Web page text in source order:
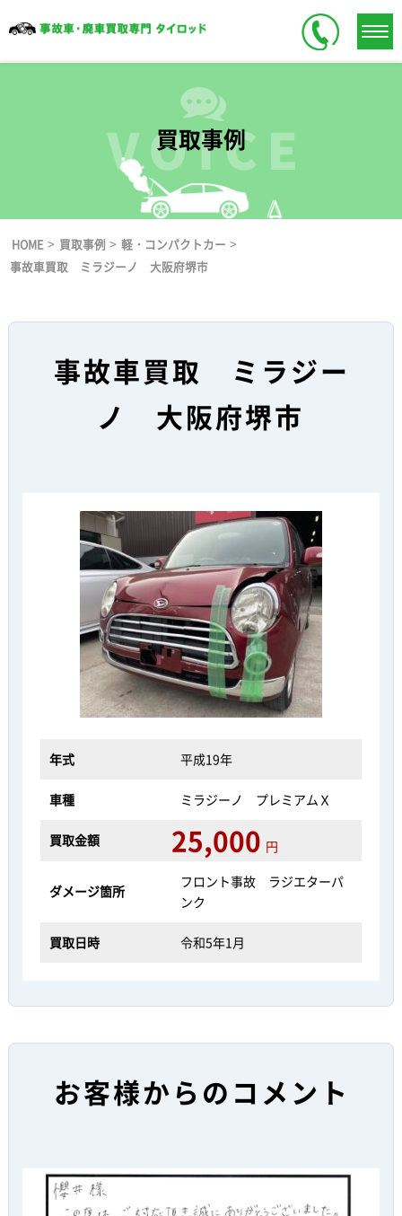
買取事例
HOME > 買取事例 > 軽・コンパクトカー >
事故車買取 ミラジーノ 大阪府堺市
事故車買取 ミラジー
ノ 大阪府堺市
年式 平成19年
車種 ミラジーノ プレミアムＸ
買取金額 25,000 円
ダメージ箇所
フロント事故 ラジエターパ
ンク
買取日時 令和5年1月
お客様からのコメント